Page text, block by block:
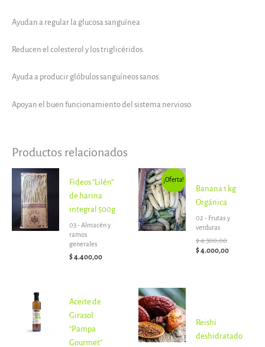
Ayudan a regular la glucosa sanguínea
Reducen el colesterol y los triglicéridos.
Ayuda a producir glóbulos sanguíneos sanos.
Apoyan el buen funcionamiento del sistema nervioso.
Productos relacionados
Fideos “Lilén”
de harina
integral 500g
03 - Almacén y
ramos
generales
$4.400,00
¡Oferta!
Banana 1 kg
Orgánica
02 - Frutas y
verduras
$4.300,00
original
era:
$4.000,00
actual
Aceite de
Girasol
“Pampa
Gourmet”
Reishi
deshidratado